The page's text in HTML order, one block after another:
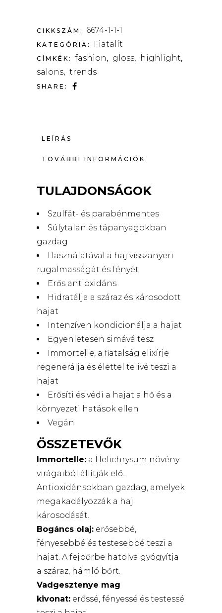
CIKKSZÁM: 6674-1-1-1
KATEGÓRIA: Fiatalít
CÍMKÉK: fashion , gloss, highlight,
salons, trends
SHARE:
LEÍRÁS
TOVÁBBI INFORMÁCIÓK
TULAJDONSÁGOK
Szulfát- és parabénmentes
Súlytalan és tápanyagokban
gazdag
Használatával a haj visszanyeri
rugalmasságát és fényét
Erős antioxidáns
Hidratálja a száraz és károsodott
hajat
Intenzíven kondicionálja a hajat
Egyenletesen simává tesz
Immortelle, a fiatalság elixírje
regenerálja és élettel telivé teszi a
hajat
Erősíti és védi a hajat a hő és a
környezeti hatások ellen
Vegán
ÖSSZETEVŐK
Immortelle: a Helichrysum növény
virágaiból állítják elő.
Antioxidánsokban gazdag, amelyek
megakadályozzák a haj
károsodását.
Bogáncs olaj: erősebbé,
fényesebbé és testesebbé teszi a
hajat. A fejbőrbe hatolva gyógyítja
a száraz, hámló bőrt.
Vadgesztenye mag
kivonat: erőssé, fényessé és testessé